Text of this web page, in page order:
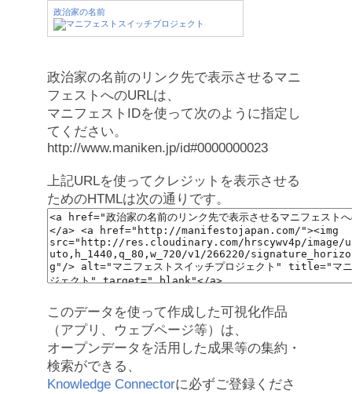
政治家の名前
政治家の名前のリンク先で表示させるマニ
フェストへのURLは、
マニフェストIDを使って次のように指定し
てください。
http://www.maniken.jp/id#0000000023
上記URLを使ってクレジットを表示させる
ためのHTMLは次の通りです。
このデータを使って作成した可視化作品
（アプリ、ウェブページ等）は、
オープンデータを活用した成果等の集約・
検索ができる、
Knowledge Connectorに必ずご登録くださ